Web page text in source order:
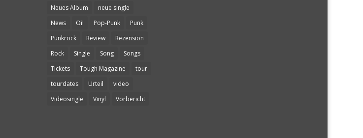
Neues Album
neue single
News
Oi! Pop-Punk
Punk
Punkrock
Review
Rezension
Rock
Single Song
Songs
Tickets
Tough Magazine
tour
tourdates
Urteil
video
Videosingle
Vinyl Vorbericht